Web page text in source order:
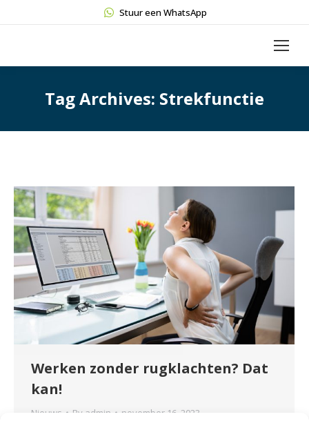
Stuur een WhatsApp
Tag Archives: Strekfunctie
Werken zonder rugklachten? Dat
kan!
Nieuws By admin november 16, 2023